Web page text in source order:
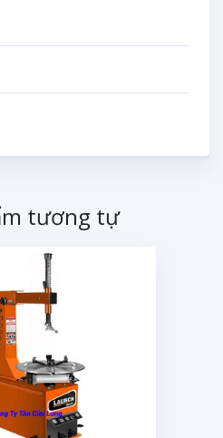
tương tự